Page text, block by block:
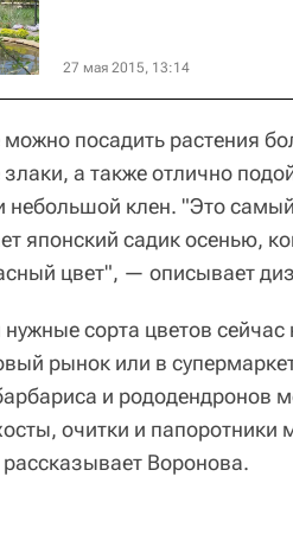
27 мая 2015, 13:14
посадить растения
а также отлично
небольшой клен. "Это
японский садик осенью,
цвет", — описывает
сорта цветов
рынок или в
и рододендронов
очитки и
Воронова.